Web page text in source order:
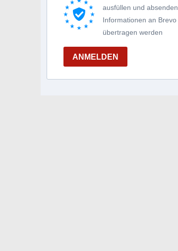
ausfüllen und
Informationen an
übertragen werden
ANMELDEN